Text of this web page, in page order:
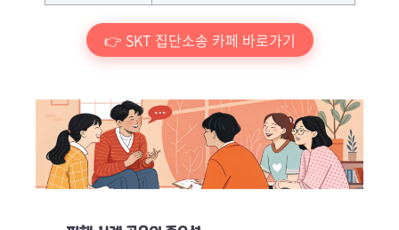
👉 SKT 집단소송 카페 바로가기